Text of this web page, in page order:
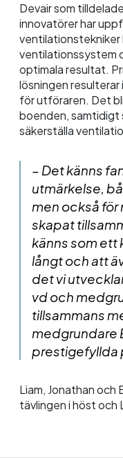
Devair som
innovatörer har
ventilationstekniker
ventilationssystem
optimala resultat.
lösningen
för utföraren. Det
boenden, samtidigt
säkerställa
– Det känns
utmärkelse,
men också för
skapat
känns som ett
långt och att
det vi
vd och
tillsammans
medgrundare
prestigefyllda
Liam, Jonathan och
tävlingen i höst och